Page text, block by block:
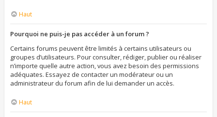
Haut
Pourquoi ne puis-je pas accéder à un forum ?
Certains forums peuvent être limités à certains utilisateurs ou
groupes d’utilisateurs. Pour consulter, rédiger, publier ou réaliser
n’importe quelle autre action, vous avez besoin des permissions
adéquates. Essayez de contacter un modérateur ou un
administrateur du forum afin de lui demander un accès.
Haut